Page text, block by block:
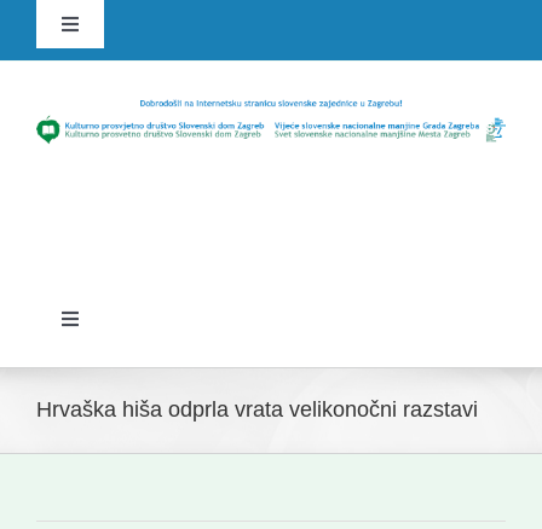
content
Toggle
Navigation
Toggle
Novice
Hrvaška hiša odprla vrata velikonočni razstavi